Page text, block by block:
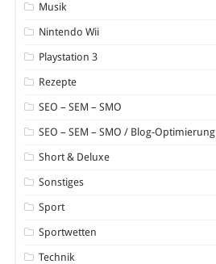
Musik
Nintendo Wii
Playstation 3
Rezepte
SEO – SEM – SMO
SEO – SEM – SMO / Blog-Optimierung
Short & Deluxe
Sonstiges
Sport
Sportwetten
Technik